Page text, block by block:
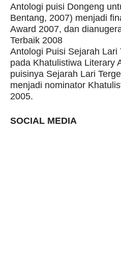
Antologi puisi Dongeng
Bentang, 2007) menjadi
Award 2007, dan
Terbaik 2008
Antologi Puisi Sejarah Lari
pada Khatulistiwa Literary
puisinya Sejarah Lari
menjadi nominator
2005.
SOCIAL MEDIA